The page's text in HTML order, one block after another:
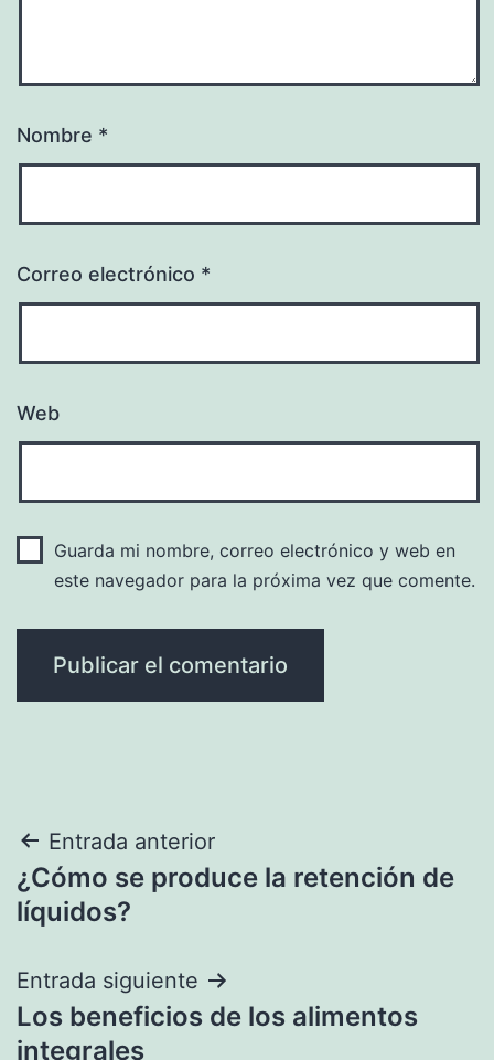
Nombre *
Correo electrónico *
Web
Guarda mi nombre, correo electrónico y web en
este navegador para la próxima vez que comente.
Navegación
de
Entrada anterior
¿Cómo se produce la retención de
líquidos?
Entrada siguiente
Los beneficios de los alimentos
integrales